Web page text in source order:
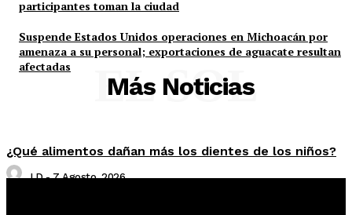
participantes toman la ciudad
Suspende Estados Unidos operaciones en Michoacán por
amenaza a su personal; exportaciones de aguacate resultan
afectadas
Más Noticias
EL SOL
¿Qué alimentos dañan más los dientes de los niños?
LD - 7 Agosto, 2026